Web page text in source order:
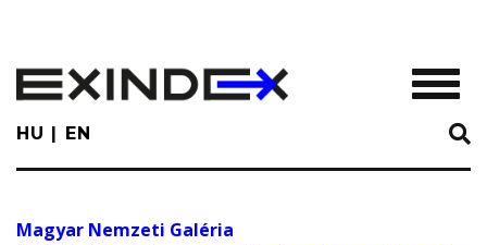
main
content
HU EN
Magyar Nemzeti Galéria